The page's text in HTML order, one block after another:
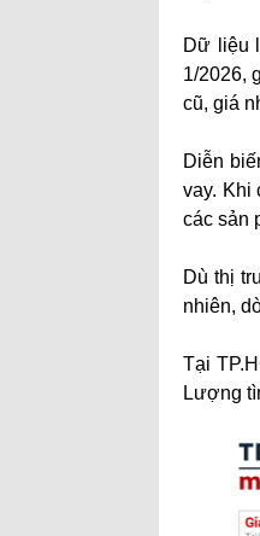
Dữ liệu
1/2026,
cũ, giá
Diễn
vay. Khi
các sản
Dù thị
nhiên,
Tại
Lượng